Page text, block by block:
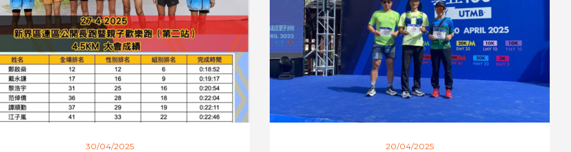
30/04/2025 20/04/2025